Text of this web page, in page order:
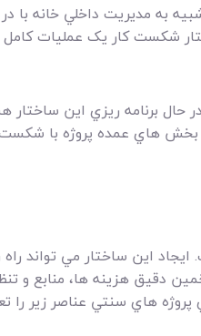
به مديريت داخلي خانه با
شکست کار يک عمليات
برنامه ريزي اين ساختار
بخش هاي عمده پروژه با
اين ساختار مي تواند راه
دقيق هزينه ها، منابع و
هاي سنتي عناصر زير را